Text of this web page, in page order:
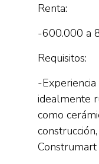
Renta:
-600.000 a
Requisitos:
-
idealmente
como
Construmart